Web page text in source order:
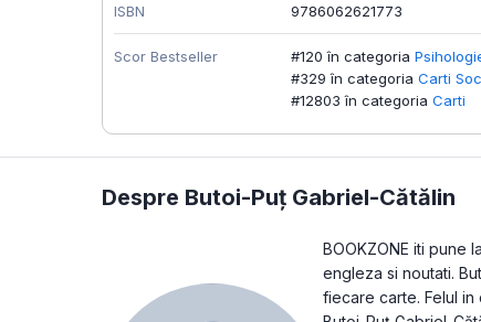
ISBN 9786062621773
Scor Bestseller #120 în categoria
#329 în categoria Carti
#12803 în categoria Carti
Despre Butoi-Puț Gabriel-Cătălin
BOOKZONE iti pune
engleza si noutati.
fiecare carte. Felul